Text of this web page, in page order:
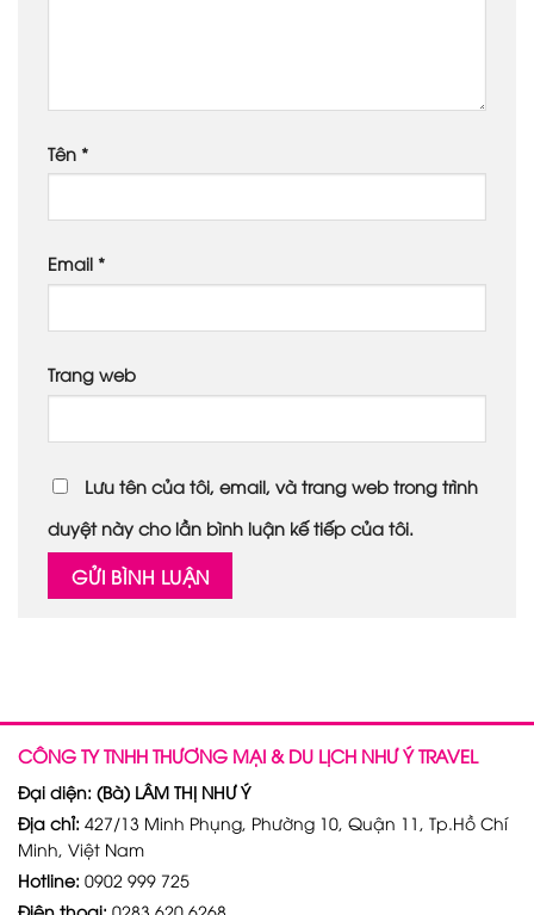
Tên *
Email *
Trang web
Lưu tên của tôi, email, và trang web trong trình
duyệt này cho lần bình luận kế tiếp của tôi.
CÔNG TY TNHH THƯƠNG MẠI & DU LỊCH NHƯ Ý TRAVEL
Đại diện: (Bà) LÂM THỊ NHƯ Ý
Địa chỉ: 427/13 Minh Phụng, Phường 10, Quận 11, Tp.Hồ Chí
Minh, Việt Nam
Hotline: 0902 999 725